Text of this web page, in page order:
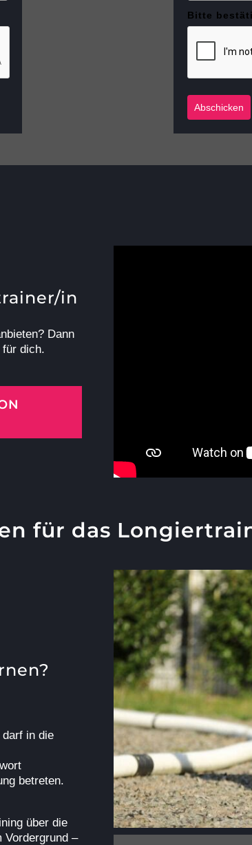
Bitte
Abschicken
in
Dann
dich.
für das
in die
betreten.
über die
Vordergrund –